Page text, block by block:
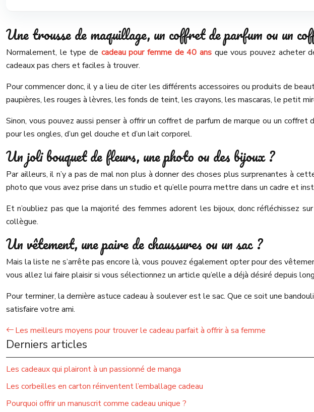
Une trousse de maquillage, un coffret de parfum ou un
Normalement, le type de cadeau pour femme de 40 ans que vous pouvez acheter
cadeaux pas chers et faciles à trouver.
Pour commencer donc, il y a lieu de citer les différents accessoires ou produits de
paupières, les rouges à lèvres, les fonds de teint, les crayons, les mascaras, le petit
Sinon, vous pouvez aussi penser à offrir un coffret de parfum de marque ou un
pour les ongles, d’un gel douche et d’un lait corporel.
Un joli bouquet de fleurs, une photo ou des bijoux ?
Par ailleurs, il n’y a pas de mal non plus à donner des choses plus surprenantes à
photo que vous avez prise dans un studio et qu’elle pourra mettre dans un cadre et
Et n’oubliez pas que la majorité des femmes adorent les bijoux, donc réfléchissez
collègue.
Un vêtement, une paire de chaussures ou un sac ?
Mais la liste ne s’arrête pas encore là, vous pouvez également opter pour des
vous allez lui faire plaisir si vous sélectionnez un article qu’elle a déjà désiré depuis
Pour terminer, la dernière astuce cadeau à soulever est le sac. Que ce soit une
satisfaire votre ami.
Les meilleurs moyens pour trouver le cadeau parfait à offrir à sa femme
Derniers articles
Les cadeaux qui plairont à un passionné de manga
Les corbeilles en carton réinventent l’emballage cadeau
Pourquoi offrir un manuscrit comme cadeau unique ?